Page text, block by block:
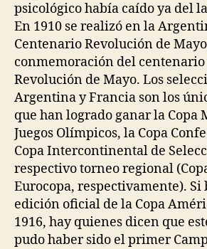
psicológico había caído ya del
En 1910 se realizó en la
Centenario Revolución de
conmemoración del centenario
Revolución de Mayo. Los
Argentina y Francia son los
que han logrado ganar la Copa
Juegos Olímpicos, la Copa
Copa Intercontinental de
respectivo torneo regional
Eurocopa, respectivamente).
edición oficial de la Copa
1916, hay quienes dicen que
pudo haber sido el primer